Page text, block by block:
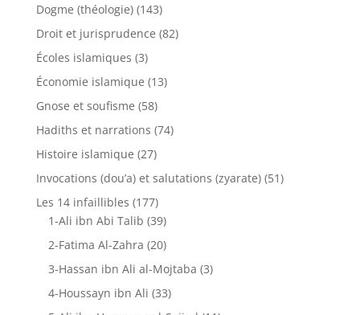
Dogme (théologie) (143)
Droit et jurisprudence (82)
Écoles islamiques (3)
Économie islamique (13)
Gnose et soufisme (58)
Hadiths et narrations (74)
Histoire islamique (27)
Invocations (dou’a) et salutations (zyarate) (51)
Les 14 infaillibles (177)
1-Ali ibn Abi Talib (39)
2-Fatima Al-Zahra (20)
3-Hassan ibn Ali al-Mojtaba (3)
4-Houssayn ibn Ali (33)